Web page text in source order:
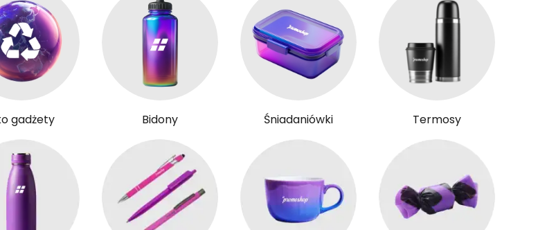
gadżety Bidony Śniadaniówki Termosy